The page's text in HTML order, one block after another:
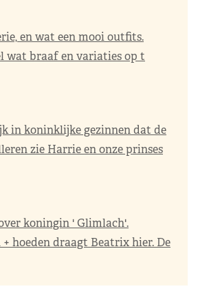
en wat een mooi outfits.
wat braaf en variaties op t
in koninklijke gezinnen dat de
zie Harrie en onze prinses
koningin ' Glimlach'.
hoeden draagt Beatrix hier. De